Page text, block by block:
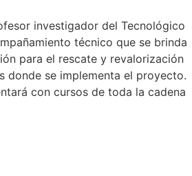
investigador del Tecnológico
técnico que se brinda
para el rescate y revalorización
donde se implementa el proyecto.
con cursos de toda la cadena